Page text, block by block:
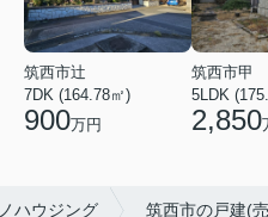
筑西市辻
7DK (164.78㎡)
900万円
筑西市甲
5LDK
2,850
ハウジング 筑西市の戸建(